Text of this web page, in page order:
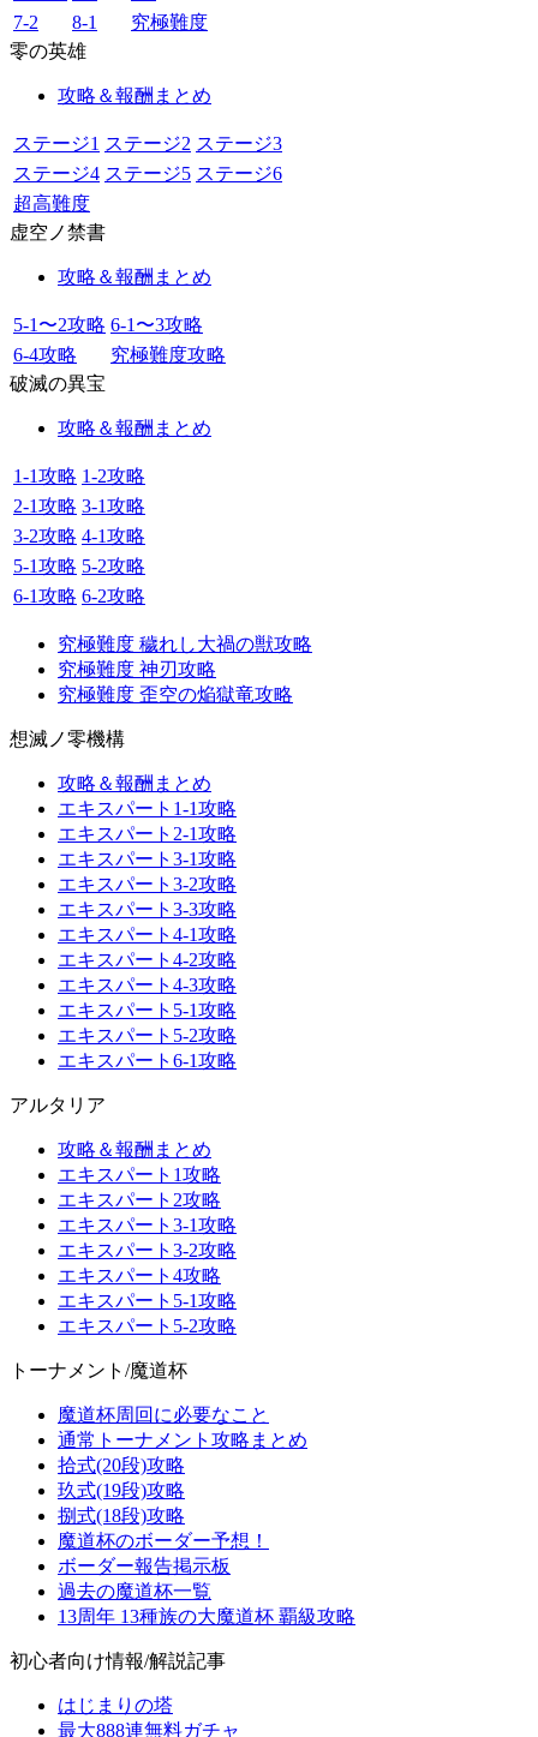
7-2
8-1
究極難度
零の英雄
攻略＆報酬まとめ
ステージ1 ステージ2 ステージ3
ステージ4 ステージ5 ステージ6
超高難度
虚空ノ禁書
攻略＆報酬まとめ
5-1〜2攻略 6-1〜3攻略
6-4攻略
究極難度攻略
破滅の異宝
攻略＆報酬まとめ
1-1攻略 1-2攻略
2-1攻略 3-1攻略
3-2攻略 4-1攻略
5-1攻略 5-2攻略
6-1攻略 6-2攻略
究極難度 穢れし大禍の獣攻略
究極難度 神刃攻略
究極難度 歪空の焔獄竜攻略
想滅ノ零機構
攻略＆報酬まとめ
エキスパート1-1攻略
エキスパート2-1攻略
エキスパート3-1攻略
エキスパート3-2攻略
エキスパート3-3攻略
エキスパート4-1攻略
エキスパート4-2攻略
エキスパート4-3攻略
エキスパート5-1攻略
エキスパート5-2攻略
エキスパート6-1攻略
アルタリア
攻略＆報酬まとめ
エキスパート1攻略
エキスパート2攻略
エキスパート3-1攻略
エキスパート3-2攻略
エキスパート4攻略
エキスパート5-1攻略
エキスパート5-2攻略
トーナメント/魔道杯
魔道杯周回に必要なこと
通常トーナメント攻略まとめ
拾式(20段)攻略
玖式(19段)攻略
捌式(18段)攻略
魔道杯のボーダー予想！
ボーダー報告掲示板
過去の魔道杯一覧
13周年 13種族の大魔道杯 覇級攻略
初心者向け情報/解説記事
はじまりの塔
最大888連無料ガチャ